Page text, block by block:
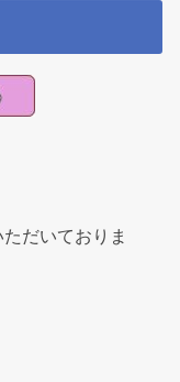
だいておりま